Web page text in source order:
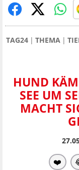
TAG24 THEMA
HUND
SEE UM
MACHT
❤️